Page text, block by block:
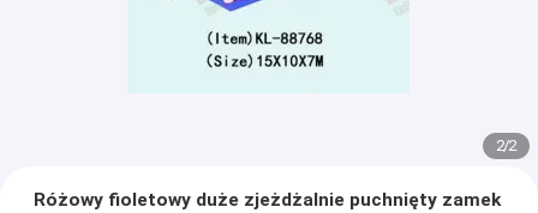
2/2
Różowy fioletowy duże zjeżdżalnie puchnięty zamek